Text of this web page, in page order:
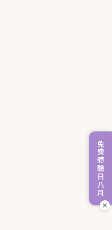
免費體驗日八月